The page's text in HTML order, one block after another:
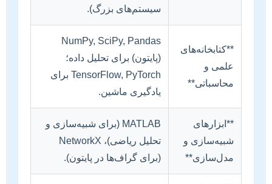
سیستم‌های بزرگ).
**کتابخانه‌های
علمی و
محاسباتی**
NumPy, SciPy, Pandas
(پایتون) برای تحلیل داده؛
TensorFlow, PyTorch برای
یادگیری ماشین.
**ابزارهای
شبیه‌سازی و
مدل‌سازی**
MATLAB (برای شبیه‌سازی و
تحلیل ریاضی)، NetworkX
(برای گراف‌ها در پایتون).